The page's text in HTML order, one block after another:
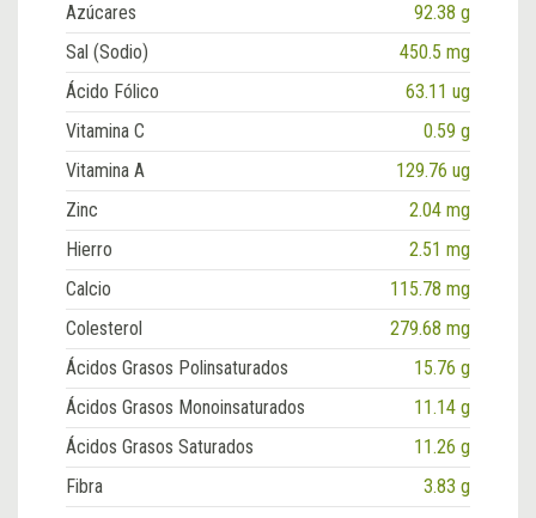
Azúcares
92.38 g
Sal (Sodio)
450.5 mg
Ácido Fólico
63.11 ug
Vitamina C
0.59 g
Vitamina A
129.76 ug
Zinc
2.04 mg
Hierro
2.51 mg
Calcio
115.78 mg
Colesterol
279.68 mg
Ácidos Grasos Polinsaturados
15.76 g
Ácidos Grasos Monoinsaturados
11.14 g
Ácidos Grasos Saturados
11.26 g
Fibra
3.83 g